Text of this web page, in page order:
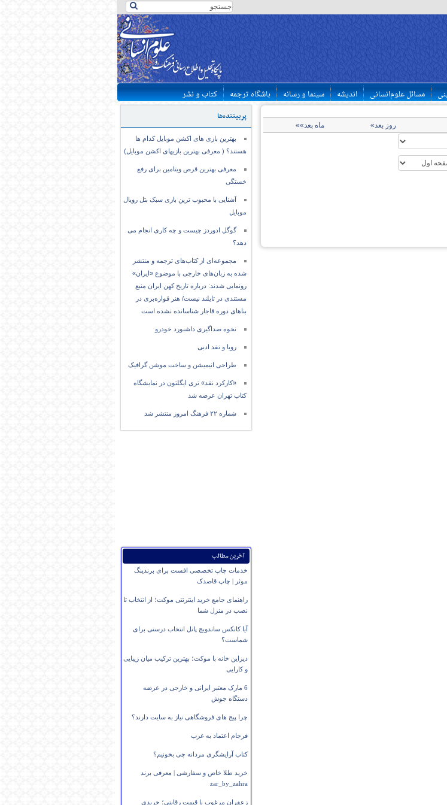
مسائل علوم‌انسانی اندیشه سینما و رسانه باشگاه ترجمه کتاب و نشر
پربیننده‌ها
بهترین بازی های اکشن موبایل کدام ها
هستند؟ ( معرفی بهترین بازیهای اکشن موبایل)
معرفی بهترین قرص ویتامین برای رفع
خستگی
آشنایی با محبوب ترین بازی سبک بتل رویال
موبایل
گوگل ادوردز چیست و چه کاری انجام می
دهد؟
مجموعه‌ای از کتاب‌های ترجمه و منتشر
شده به زبان‌های خارجی با موضوع «ایران»
رونمایی شدند: درباره تاریخ کهن ایران منبع
مستندی در تایلند نیست/ هنر قواره‌بری در
بناهای دوره قاجار شناسانده نشده است
نحوه صداگیری داشبورد خودرو
رویا و نقد ادبی
طراحی انیمیشن و ساخت موشن گرافیک
«کارکرد نقد» تری ایگلتون در نمایشگاه
کتاب تهران عرضه شد
شماره ۲۲ فرهنگ امروز منتشر شد
آخرین مطالب
خدمات چاپ تخصصی افست برای برندینگ
موثر | چاپ قاصدک
راهنمای جامع خرید اینترنتی موکت؛ از انتخاب تا
نصب در منزل شما
آیا کانکس ساندویچ پانل انتخاب درستی برای
شماست؟
دیزاین خانه با موکت؛ بهترین ترکیب میان زیبایی
و کارایی
6 مارک معتبر ایرانی و خارجی در عرضه
دستگاه جوش
چرا پیج های فروشگاهی نیاز به سایت دارند؟
فرجام اعتماد به غرب
کتاب آرایشگری مردانه چی بخونیم؟
خرید طلا خاص و سفارشی | معرفی برند
zar_by_zahra
زعفران مرغوب با قیمت رقابتی؛ خریدی
روز بعد» ماه بعد»»